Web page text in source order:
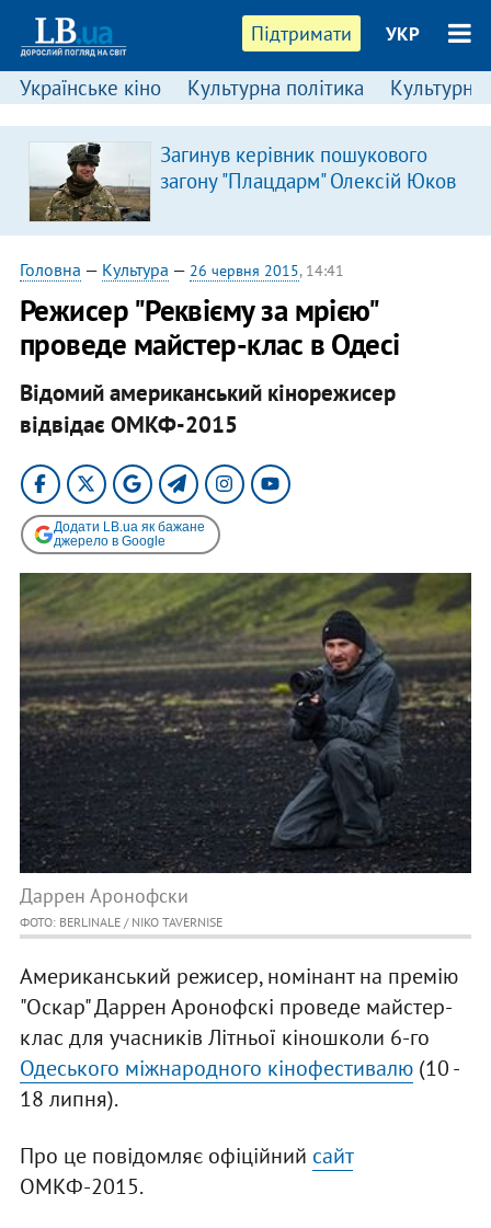
Підтримати УКР
Українське кіно Культурна політика Культурні
Загинув керівник пошукового
загону "Плацдарм" Олексій Юков
Головна — Культура — 26 червня 2015, 14:41
Режисер "Реквієму за мрією"
проведе майстер-клас в Одесі
Відомий американський кінорежисер
відвідає ОМКФ-2015
Додати LB.ua як бажане
джерело в Google
Даррен Аронофски
ФОТО: BERLINALE / NIKO TAVERNISE
Американський режисер, номінант на премію
"Оскар" Даррен Аронофскі проведе майстер-
клас для учасників Літньої кіношколи 6-го
Одеського міжнародного кінофестивалю(10 -
18 липня).
Про це повідомляє офіційний сайт
ОМКФ-2015.